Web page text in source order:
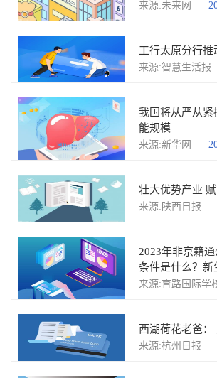
来源:未来网
工行太原分行
来源:智慧生活报
我国将从严从紧
能规模
来源:新华网
壮大优势产业
来源:陕西日报
2023年非京籍
条件是什么？新
来源:育路国际学
西湖荷花老爸：
来源:杭州日报